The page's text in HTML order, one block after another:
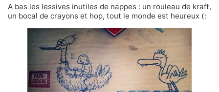
A bas les lessives inutiles de nappes : un rouleau de kraft,
un bocal de crayons et hop, tout le monde est heureux (: